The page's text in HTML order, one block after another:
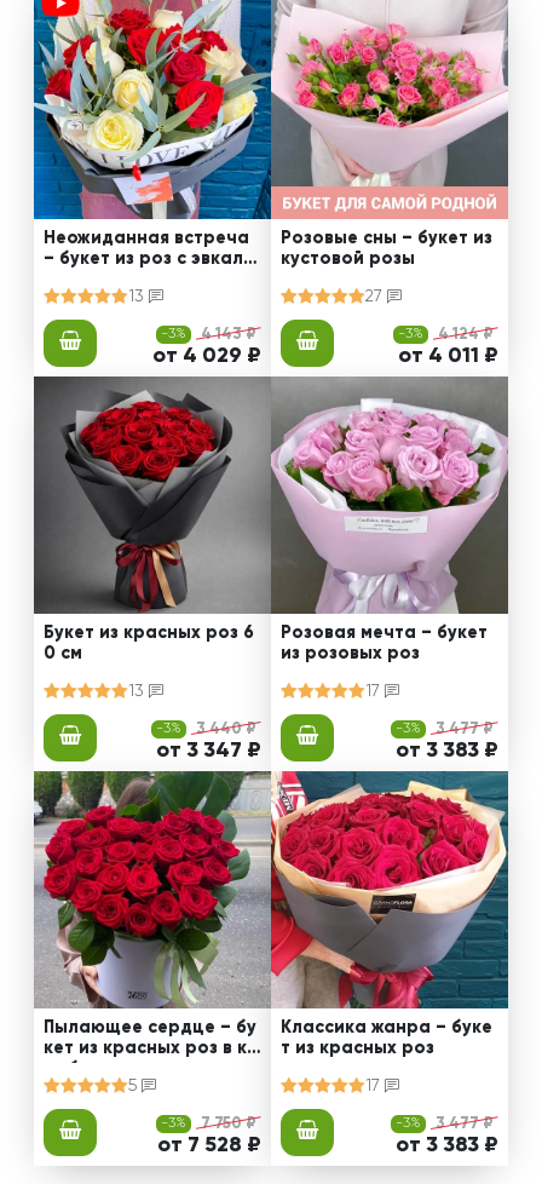
Неожиданная встреча
– букет из роз с эвкали
13
-3% 4 143 ₽
от 4 029 ₽
Розовые сны – букет из
кустовой розы
27
-3% 4 124 ₽
от 4 011 ₽
Букет из красных роз 6
0 см
13
-3% 3 440 ₽
от 3 347 ₽
Розовая мечта – букет
из розовых роз
17
-3% 3 477 ₽
от 3 383 ₽
Пылающее сердце – бу
кет из красных роз в ко
робке
5
-3% 7 750 ₽
от 7 528 ₽
Классика жанра – буке
т из красных роз
17
-3% 3 477 ₽
от 3 383 ₽